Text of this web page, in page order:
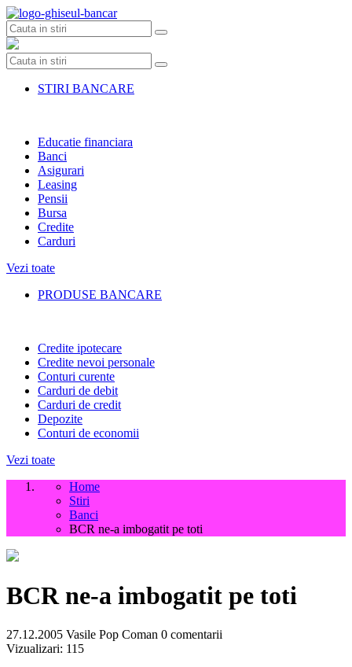
Skip
to
content
STIRI BANCARE
Educatie financiara
Banci
Asigurari
Leasing
Pensii
Bursa
Credite
Carduri
Vezi toate
PRODUSE BANCARE
Credite ipotecare
Credite nevoi personale
Conturi curente
Carduri de debit
Carduri de credit
Depozite
Conturi de economii
Vezi toate
Home
Stiri
Banci
BCR ne-a imbogatit pe toti
BCR ne-a imbogatit pe toti
27.12.2005 Vasile Pop Coman 0 comentarii
Vizualizari: 115